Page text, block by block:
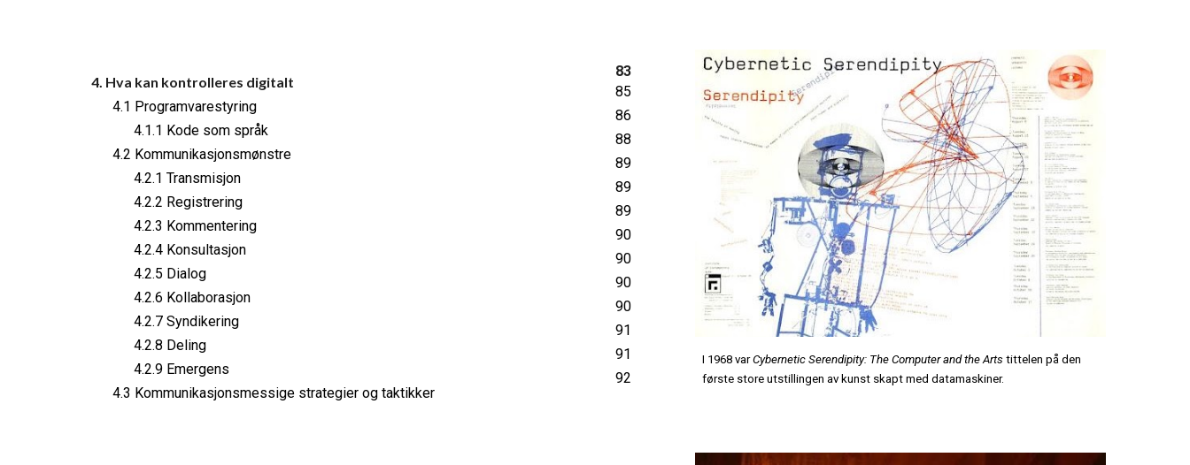
4. Hva kan kontrolleres digitalt
4.1 Programvarestyring
4.1.1 Kode som språk
4.2 Kommunikasjonsmønstre
4.2.1 Transmisjon
4.2.2 Registrering
4.2.3 Kommentering
4.2.4 Konsultasjon
4.2.5 Dialog
4.2.6 Kollaborasjon
4.2.7 Syndikering
4.2.8 Deling
4.2.9 Emergens
4.3 Kommunikasjonsmessige strategier og taktikker
83
85
86
88
89
89
89
90
90
90
90
91
91
92
I 1968 varCybernetic Serendipity: The Computer and the Arts tittelen på den
første store utstillingen av kunst skapt med datamaskiner.